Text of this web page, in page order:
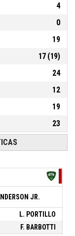
4
0
19
17(19)
24
12
19
23
JR.
L. PORTILLO
F. BARBOTTI